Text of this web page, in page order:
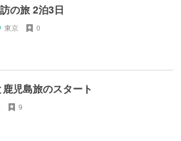
の旅 2泊3日
東京 0
児島旅のスタート
9